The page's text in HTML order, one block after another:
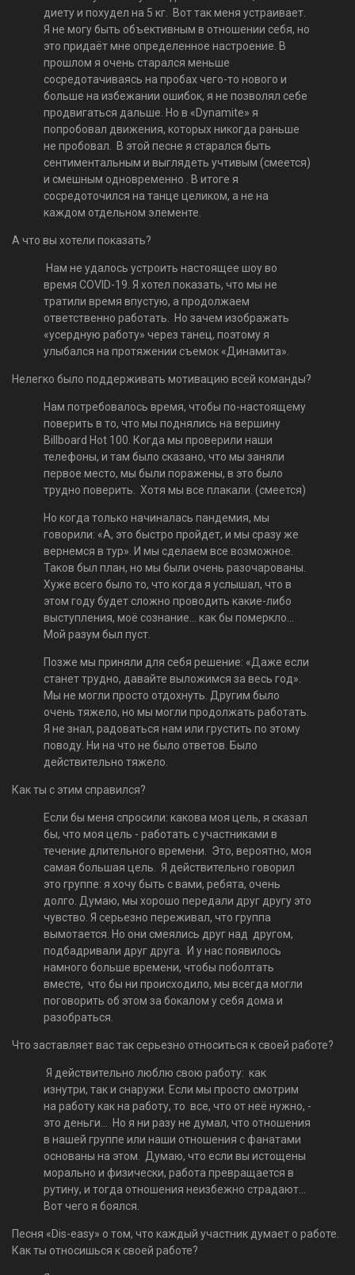
диету и похудел на 5 кг. Вот так меня устраивает.
Я не могу быть объективным в отношении себя, но
это придаёт мне определенное настроение. В
прошлом я очень старался меньше
сосредотачиваясь на пробах чего-то нового и
больше на избежании ошибок, я не позволял себе
продвигаться дальше. Но в «Dynamite» я
попробовал движения, которых никогда раньше
не пробовал. В этой песне я старался быть
сентиментальным и выглядеть учтивым (смеется)
и смешным одновременно . В итоге я
сосредоточился на танце целиком, а не на
каждом отдельном элементе.
А что вы хотели показать?
Нам не удалось устроить настоящее шоу во
время COVID-19. Я хотел показать, что мы не
тратили время впустую, а продолжаем
ответственно работать. Но зачем изображать
«усердную работу» через танец, поэтому я
улыбался на протяжении съемок «Динамита».
Нелегко было поддерживать мотивацию всей команды?
Нам потребовалось время, чтобы по-настоящему
поверить в то, что мы поднялись на вершину
Billboard Hot 100. Когда мы проверили наши
телефоны, и там было сказано, что мы заняли
первое место, мы были поражены, в это было
трудно поверить. Хотя мы все плакали. (смеется)
Но когда только начиналась пандемия, мы
говорили: «А, это быстро пройдет, и мы сразу же
вернемся в тур». И мы сделаем все возможное.
Таков был план, но мы были очень разочарованы.
Хуже всего было то, что когда я услышал, что в
этом году будет сложно проводить какие-либо
выступления, моё сознание… как бы померкло...
Мой разум был пуст.
Позже мы приняли для себя решение: «Даже если
станет трудно, давайте выложимся за весь год».
Мы не могли просто отдохнуть. Другим было
очень тяжело, но мы могли продолжать работать.
Я не знал, радоваться нам или грустить по этому
поводу. Ни на что не было ответов. Было
действительно тяжело.
Как ты с этим справился?
Если бы меня спросили: какова моя цель, я сказал
бы, что моя цель - работать с участниками в
течение длительного времени. Это, вероятно, моя
самая большая цель. Я действительно говорил
это группе: я хочу быть с вами, ребята, очень
долго. Думаю, мы хорошо передали друг другу это
чувство. Я серьезно переживал, что группа
вымотается. Но они смеялись друг над другом,
подбадривали друг друга. И у нас появилось
намного больше времени, чтобы поболтать
вместе, что бы ни происходило, мы всегда могли
поговорить об этом за бокалом у себя дома и
разобраться.
Что заставляет вас так серьезно относиться к своей работе?
Я действительно люблю свою работу: как
изнутри, так и снаружи. Если мы просто смотрим
на работу как на работу, то все, что от неё нужно, -
это деньги... Но я ни разу не думал, что отношения
в нашей группе или наши отношения с фанатами
основаны на этом. Думаю, что если вы истощены
морально и физически, работа превращается в
рутину, и тогда отношения неизбежно страдают...
Вот чего я боялся.
Песня «Dis-easy» о том, что каждый участник думает о работе.
Как ты относишься к своей работе?